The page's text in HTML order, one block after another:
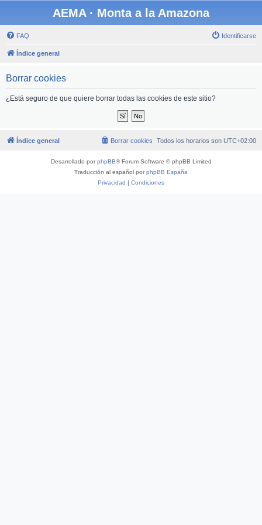
AEMA · Monta a la Amazona
FAQ Identificarse
Índice general
Borrar cookies
¿Está seguro de que quiere borrar todas las cookies de este sitio?
Índice general Todos los horarios son UTC+02:00
Borrar cookies
Desarrollado porphpBB® Forum Software © phpBB Limited
Traducción al español porphpBB España
Privacidad | Condiciones